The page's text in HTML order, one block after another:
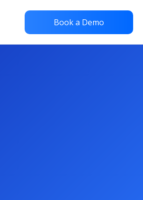
Book a Demo